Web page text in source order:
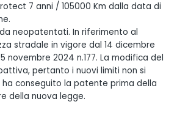
7 anni / 105000 Km dalla data di
neopatentati. In riferimento al
stradale in vigore dal 14 dicembre
novembre 2024 n.177. La modifica del
pertanto i nuovi limiti non si
conseguito la patente prima della
della nuova legge.